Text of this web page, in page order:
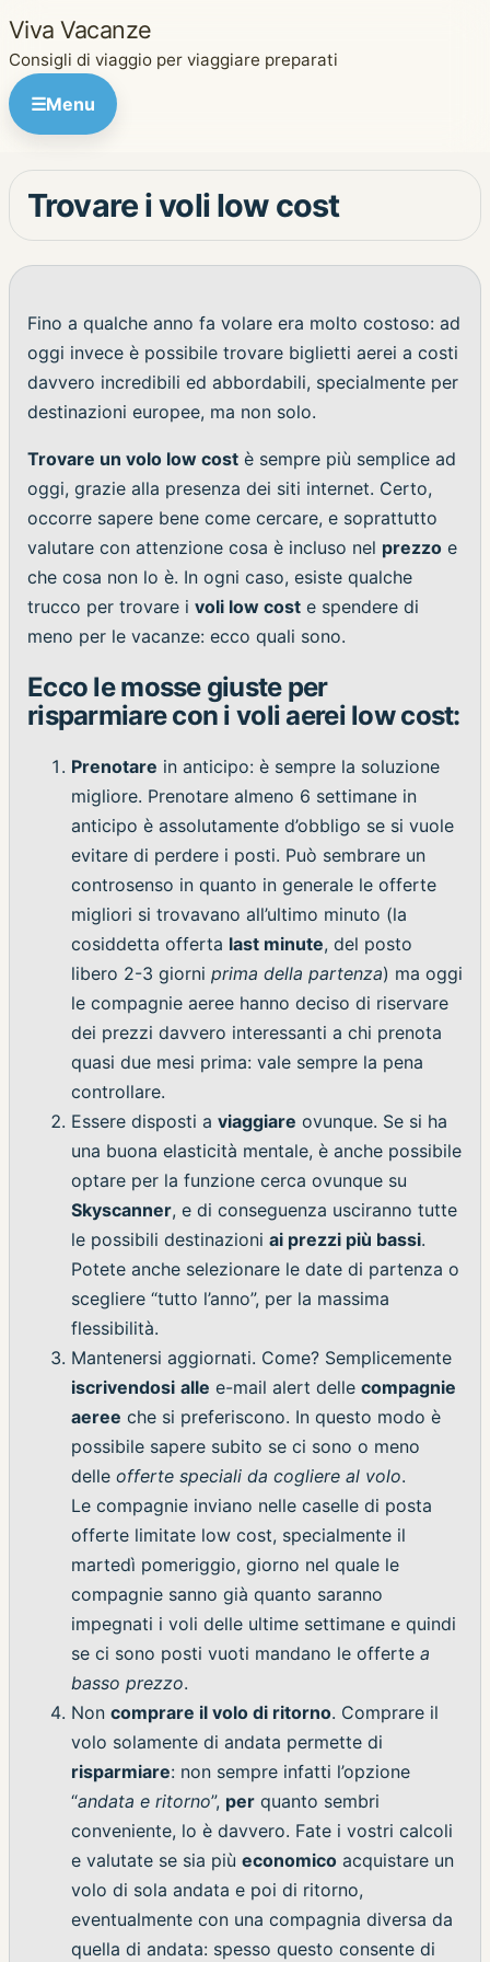
Viva Vacanze
Consigli di viaggio per viaggiare preparati
☰Menu
Trovare i voli low cost
Fino a qualche anno fa volare era molto costoso: ad
oggi invece è possibile trovare biglietti aerei a costi
davvero incredibili ed abbordabili, specialmente per
destinazioni europee, ma non solo.
Trovare un volo low cost è sempre più semplice ad
oggi, grazie alla presenza dei siti internet. Certo,
occorre sapere bene come cercare, e soprattutto
valutare con attenzione cosa è incluso nel prezzo e
che cosa non lo è. In ogni caso, esiste qualche
trucco per trovare i voli low cost e spendere di
meno per le vacanze: ecco quali sono.
Ecco le mosse giuste per
risparmiare con i voli aerei low cost:
Prenotare in anticipo: è sempre la soluzione
migliore. Prenotare almeno 6 settimane in
anticipo è assolutamente d’obbligo se si vuole
evitare di perdere i posti. Può sembrare un
controsenso in quanto in generale le offerte
migliori si trovavano all’ultimo minuto (la
cosiddetta offerta last minute, del posto
libero 2-3 giorni prima della partenza) ma oggi
le compagnie aeree hanno deciso di riservare
dei prezzi davvero interessanti a chi prenota
quasi due mesi prima: vale sempre la pena
controllare.
Essere disposti a viaggiare ovunque. Se si ha
una buona elasticità mentale, è anche possibile
optare per la funzione cerca ovunque su
Skyscanner, e di conseguenza usciranno tutte
le possibili destinazioni ai prezzi più bassi.
Potete anche selezionare le date di partenza o
scegliere “tutto l’anno”, per la massima
flessibilità.
Mantenersi aggiornati. Come? Semplicemente
iscrivendosi alle e-mail alert delle compagnie
aeree che si preferiscono. In questo modo è
possibile sapere subito se ci sono o meno
delle offerte speciali da cogliere al volo.
Le compagnie inviano nelle caselle di posta
offerte limitate low cost, specialmente il
martedì pomeriggio, giorno nel quale le
compagnie sanno già quanto saranno
impegnati i voli delle ultime settimane e quindi
se ci sono posti vuoti mandano le offerte a
basso prezzo.
Non comprare il volo di ritorno. Comprare il
volo solamente di andata permette di
risparmiare: non sempre infatti l’opzione
“andata e ritorno”, per quanto sembri
conveniente, lo è davvero. Fate i vostri calcoli
e valutate se sia più economico acquistare un
volo di sola andata e poi di ritorno,
eventualmente con una compagnia diversa da
quella di andata: spesso questo consente di